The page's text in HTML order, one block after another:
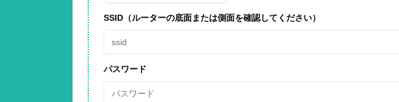
SSID（ルーターの底面または側面を確認してください）
パスワード